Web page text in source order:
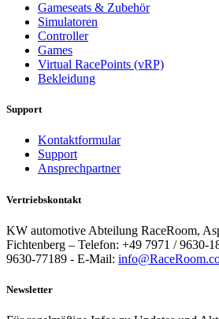
Gameseats & Zubehör
Simulatoren
Controller
Games
Virtual RacePoints (vRP)
Bekleidung
Support
Kontaktformular
Support
Ansprechpartner
Vertriebskontakt
KW automotive Abteilung RaceRoom,
Fichtenberg – Telefon: +49 7971 / 9630-
9630-77189 - E-Mail:
Newsletter